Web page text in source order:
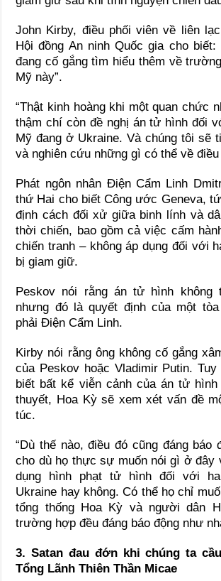
John Kirby, điều phối viên về liên
Hội đồng An ninh Quốc gia cho biết:
đang cố gắng tìm hiểu thêm về
Mỹ này”.
“Thật kinh hoàng khi một quan chức
thậm chí còn đề nghị án tử hình đối
Mỹ đang ở Ukraine. Và chúng tôi sẽ
và nghiên cứu những gì có thể về điều
Phát ngôn nhân Điện Cẩm Linh
thứ Hai cho biết Công ước Geneva,
định cách đối xử giữa binh lính và
thời chiến, bao gồm cả việc cấm
chiến tranh – không áp dụng đối với
bị giam giữ.
Peskov nói rằng án tử hình không
nhưng đó là quyết định của một
phải Điện Cẩm Linh.
Kirby nói rằng ông không cố gắng
của Peskov hoặc Vladimir Putin.
biết bất kể viễn cảnh của án tử
thuyết, Hoa Kỳ sẽ xem xét vấn đề
túc.
“Dù thế nào, điều đó cũng đáng báo
cho dù họ thực sự muốn nói gì ở đây
dụng hình phạt tử hình đối với
Ukraine hay không. Có thể họ chỉ
tổng thống Hoa Kỳ và người dân
trường hợp đều đáng báo động như
3. Satan đau đớn khi chúng ta
Tổng Lãnh Thiên Thần Micae